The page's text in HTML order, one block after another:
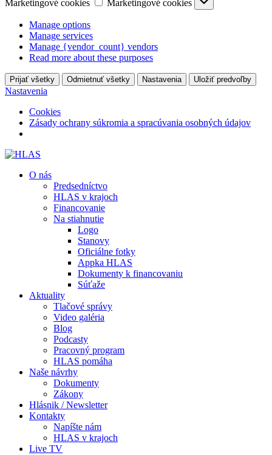
Marketingové cookies
Marketingové cookies
Manage options
Manage services
Manage {vendor_count} vendors
Read more about these purposes
Prijať všetky Odmietnuť všetky Nastavenia Uložiť predvoľby
Nastavenia
Cookies
Zásady ochrany súkromia a spracúvania osobných údajov
O nás
Predsedníctvo
HLAS v krajoch
Financovanie
Na stiahnutie
Logo
Stanovy
Oficiálne fotky
Appka HLAS
Dokumenty k financovaniu
Súťaže
Aktuality
Tlačové správy
Video galéria
Blog
Podcasty
Pracovný program
HLAS pomáha
Naše návrhy
Dokumenty
Zákony
Hlásnik / Newsletter
Kontakty
Napíšte nám
HLAS v krajoch
Live TV